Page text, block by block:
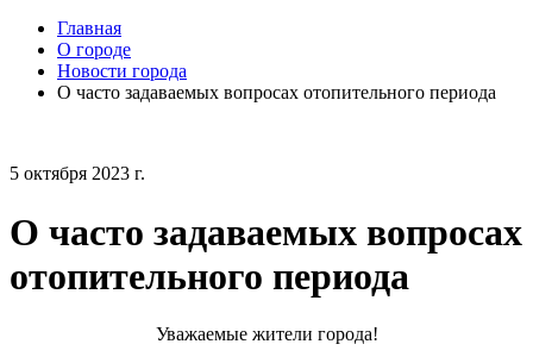
Главная
О городе
Новости города
О часто задаваемых вопросах отопительного периода
5 октября 2023 г.
О часто задаваемых вопросах
отопительного периода
Уважаемые жители города!